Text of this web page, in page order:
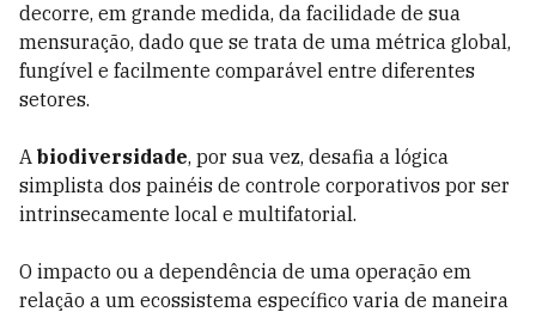
decorre, em grande medida, da facilidade de sua
mensuração, dado que se trata de uma métrica global,
fungível e facilmente comparável entre diferentes
setores.
A biodiversidade, por sua vez, desafia a lógica
simplista dos painéis de controle corporativos por ser
intrinsecamente local e multifatorial.
O impacto ou a dependência de uma operação em
relação a um ecossistema específico varia de maneira